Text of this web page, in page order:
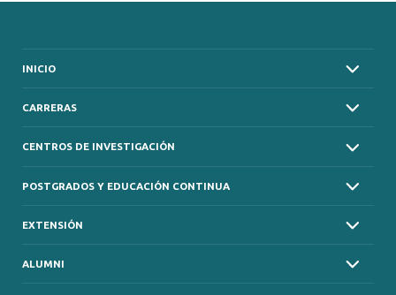
INICIO
CARRERAS
CENTROS DE INVESTIGACIÓN
POSTGRADOS Y EDUCACIÓN CONTINUA
EXTENSIÓN
ALUMNI